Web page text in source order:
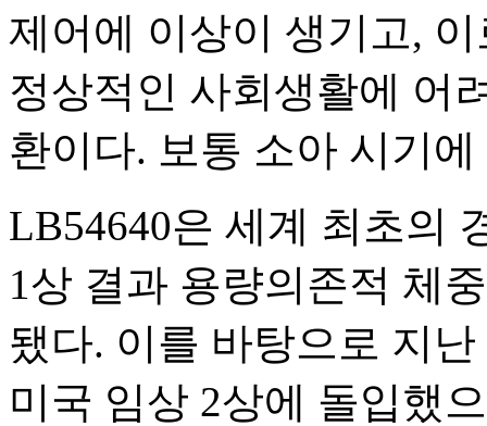
제어에 이상이 생기고,
정상적인 사회생활에 어
환이다. 보통 소아 시기
LB54640은 세계 최초의
1상 결과 용량의존적 체
됐다. 이를 바탕으로 지
미국 임상 2상에 돌입했